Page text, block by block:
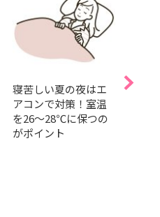
寝苦しい夏の夜はエ
アコンで対策！室温
を26～28℃に保つの
がポイント
【ク